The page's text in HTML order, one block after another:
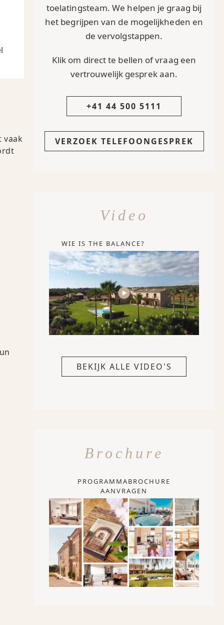
vaak
toelatingsteam. We helpen je graag bij
het begrijpen van de mogelijkheden en
de vervolgstappen.
Klik om direct te bellen of vraag een
vertrouwelijk gesprek aan.
+41 44 500 5111
VERZOEK TELEFOONGESPREK
Video
WIE IS THE BALANCE?
BEKIJK ALLE VIDEO'S
Brochure
PROGRAMMABROCHURE
AANVRAGEN